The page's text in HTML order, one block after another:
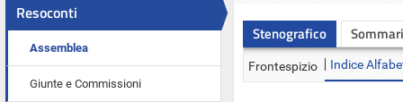
Resoconti
Assemblea
Giunte e Commissioni
Stenografico
Frontespizio Indice